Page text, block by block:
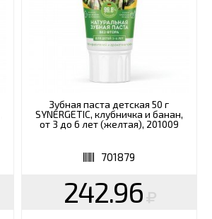
Зубная паста детская 50 г
SYNERGETIC, клубничка и банан,
от 3 до 6 лет (желтая), 201009
701879
242.96